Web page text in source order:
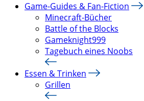
Game-Guides & Fan-Fiction
Minecraft-Bücher
Battle of the Blocks
Gameknight999
Tagebuch eines Noobs
Essen & Trinken
Grillen